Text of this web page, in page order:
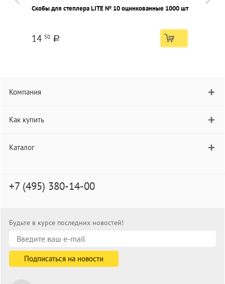
Скобы для степлера LITE № 10 оцинкованные 1000 шт
14 50 a
Компания
Как купить
Каталог
+7 (495) 380-14-00
Будьте в курсе последних новостей!